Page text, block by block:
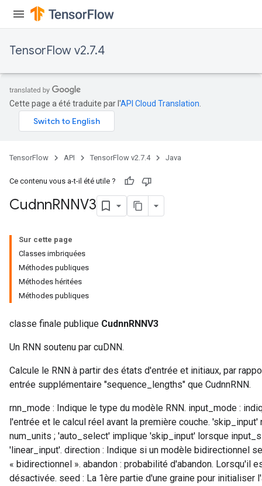
TensorFlow v2.7.4
Cette page a été traduite par l'API Cloud Translation
TensorFlow API TensorFlow v2.7.4 Java
Ce contenu vous a-t-il été utile ?
CudnnRNNV3
Sur cette page
Classes imbriquées
Méthodes publiques
Méthodes héritées
Méthodes publiques
classe finale publique CudnnRNNV3
Un RNN soutenu par cuDNN.
Calcule le RNN à partir des états d'entrée et initiaux, par
entrée supplémentaire "sequence_lengths" que CudnnRNN.
rnn_mode : Indique le type du modèle RNN. input_mode :
l'entrée et le calcul réel avant la première couche.
num_units ; 'auto_select' implique 'skip_input' lorsque
'linear_input'. direction : Indique si un modèle bidirectionnel
« bidirectionnel ». abandon : probabilité d'abandon. Lorsqu'il
désactivée. seed : La 1ère partie d'une graine pour initialiser